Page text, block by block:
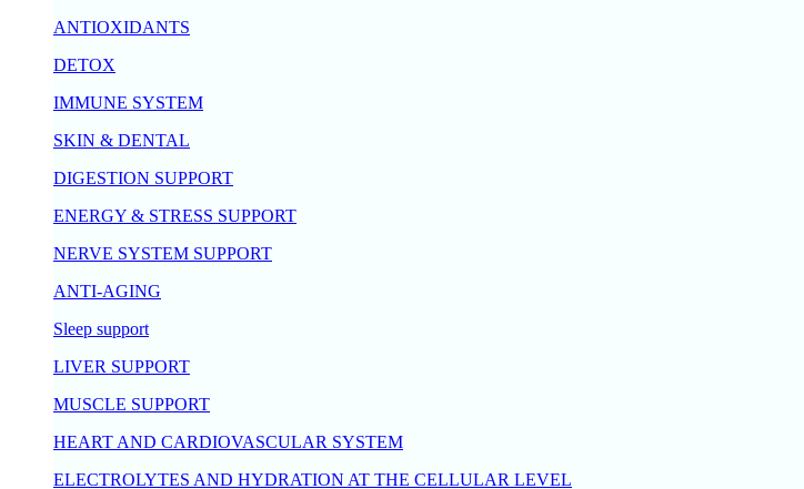
ANTIOXIDANTS
DETOX
IMMUNE SYSTEM
SKIN & DENTAL
DIGESTION SUPPORT
ENERGY & STRESS SUPPORT
NERVE SYSTEM SUPPORT
ANTI-AGING
Sleep support
LIVER SUPPORT
MUSCLE SUPPORT
HEART AND CARDIOVASCULAR SYSTEM
ELECTROLYTES AND HYDRATION AT THE CELLULAR LEVEL